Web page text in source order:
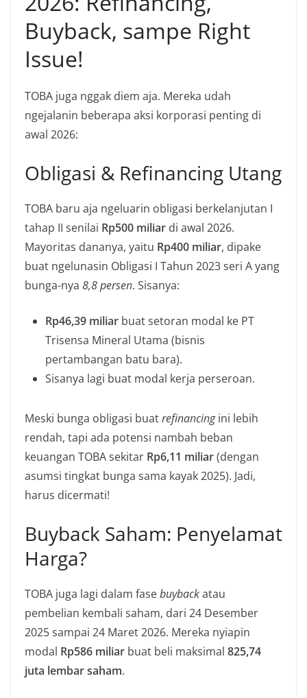
Buyback, sampe Right
Issue!
TOBA juga nggak diem aja. Mereka udah
ngejalanin beberapa aksi korporasi penting di
awal 2026:
Obligasi & Refinancing Utang
TOBA baru aja ngeluarin obligasi berkelanjutan I
tahap II senilai Rp500 miliar di awal 2026.
Mayoritas dananya, yaitu Rp400 miliar, dipake
buat ngelunasin Obligasi I Tahun 2023 seri A yang
bunga-nya 8,8 persen. Sisanya:
Rp46,39 miliar buat setoran modal ke PT
Trisensa Mineral Utama (bisnis
pertambangan batu bara).
Sisanya lagi buat modal kerja perseroan.
Meski bunga obligasi buatrefinancingini lebih
rendah, tapi ada potensi nambah beban
keuangan TOBA sekitar Rp6,11 miliar(dengan
asumsi tingkat bunga sama kayak 2025). Jadi,
harus dicermati!
Buyback Saham: Penyelamat
Harga?
TOBA juga lagi dalam fasebuybackatau
pembelian kembali saham, dari 24 Desember
2025 sampai 24 Maret 2026. Mereka nyiapin
modal Rp586 miliar buat beli maksimal 825,74
juta lembar saham.